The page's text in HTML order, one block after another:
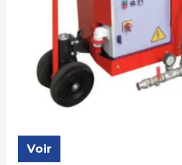
Voir